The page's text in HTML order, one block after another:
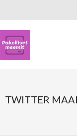
TWITTER